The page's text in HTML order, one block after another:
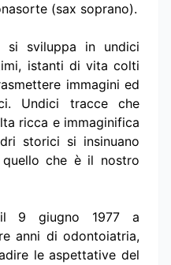
(sax soprano).
si sviluppa in undici
istanti di vita colti
immagini ed
Undici tracce che
ricca e immaginifica
storici si insinuano
che è il nostro
9 giugno 1977 a
anni di odontoiatria,
le aspettative del